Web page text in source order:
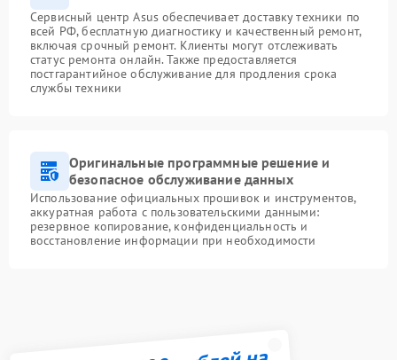
Сервисный центр Asus обеспечивает доставку техники по
всей РФ, бесплатную диагностику и качественный ремонт,
включая срочный ремонт. Клиенты могут отслеживать
статус ремонта онлайн. Также предоставляется
постгарантийное обслуживание для продления срока
службы техники
Оригинальные программные решение и
безопасное обслуживание данных
Использование официальных прошивок и инструментов,
аккуратная работа с пользовательскими данными:
резервное копирование, конфиденциальность и
восстановление информации при необходимости